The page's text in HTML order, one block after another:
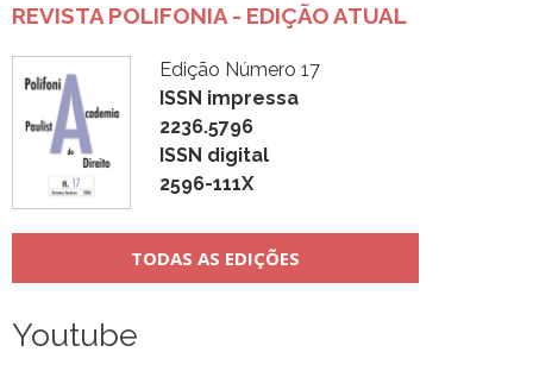
REVISTA POLIFONIA - EDIÇÃO ATUAL
Edição Número 17
ISSN impressa
2236.5796
ISSN digital
2596-111X
TODAS AS EDIÇÕES
Youtube